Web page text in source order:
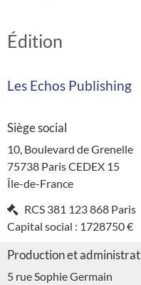
Édition
Les Echos Publishing
Siège social
10, Boulevard de Grenelle
75738 ParisCEDEX 15
Île-de-France
RCS 381 123 868 Paris
Capital social : 1728750 €
Production et
5 rue Sophie Germain